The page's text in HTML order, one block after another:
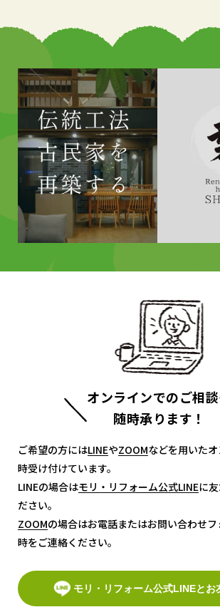
オンラインでのご相
随時承ります！
ご希望の方にはLINE
LINEやZOOM
ZOOMなどを用いた
時受け付けています。
LINEの場合はモリ・リフォーム公式LINE
モリ・リフォーム公式LINEに
ださい。
ZOOM
ZOOMの場合はお電話またはお問い合わせ
時をご連絡ください。
モリ・リフォーム公式LINEとお